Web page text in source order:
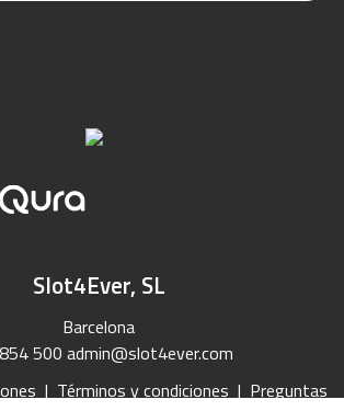
Slot4Ever, SL
Barcelona
500 admin@slot4ever.com
| Términos y condiciones | Preguntas